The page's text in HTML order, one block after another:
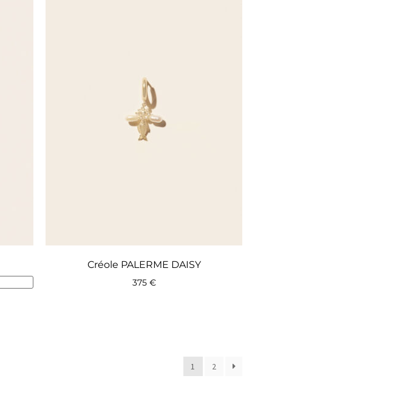
Créole PALERME DAISY
375 €
1 2